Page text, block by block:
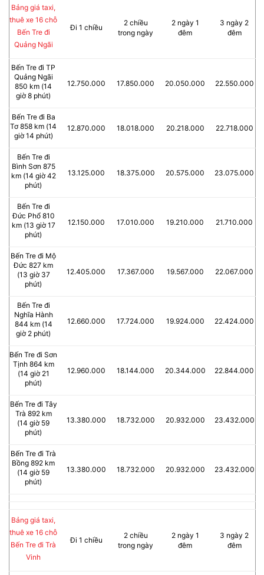
Bảng giá taxi,
thuê xe 16 chỗ
Bến Tre đi
Quảng Ngãi
Đi 1 chiều
2 chiều
trong ngày
2 ngày 1
đêm
3 ngày 2
đêm
Bến Tre đi TP
Quảng Ngãi
850 km (14
giờ 8 phút)
12.750.000 17.850.000 20.050.000 22.550.000
Bến Tre đi Ba
Tơ 858 km (14
giờ 14 phút)
12.870.000 18.018.000 20.218.000 22.718.000
Bến Tre đi
Bình Sơn 875
km (14 giờ 42
phút)
13.125.000 18.375.000 20.575.000 23.075.000
Bến Tre đi
Đức Phổ 810
km (13 giờ 17
phút)
12.150.000 17.010.000 19.210.000 21.710.000
Bến Tre đi Mộ
Đức 827 km
(13 giờ 37
phút)
12.405.000 17.367.000 19.567.000 22.067.000
Bến Tre đi
Nghĩa Hành
844 km (14
giờ 2 phút)
12.660.000 17.724.000 19.924.000 22.424.000
Bến Tre đi Sơn
Tịnh 864 km
(14 giờ 21
phút)
12.960.000 18.144.000 20.344.000 22.844.000
Bến Tre đi Tây
Trà 892 km
(14 giờ 59
phút)
13.380.000 18.732.000 20.932.000 23.432.000
Bến Tre đi Trà
Bồng 892 km
(14 giờ 59
phút)
13.380.000 18.732.000 20.932.000 23.432.000
Bảng giá taxi,
thuê xe 16 chỗ
Bến Tre đi Trà
Vinh
Đi 1 chiều
2 chiều
trong ngày
2 ngày 1
đêm
3 ngày 2
đêm